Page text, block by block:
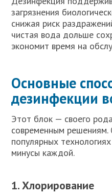
загрязнения
снижая риск
чистая вода дольше
экономит время на
Основные
дезинфекции
Этот блок — своего
современным
популярных
минусы каждой.
1. Хлорирование